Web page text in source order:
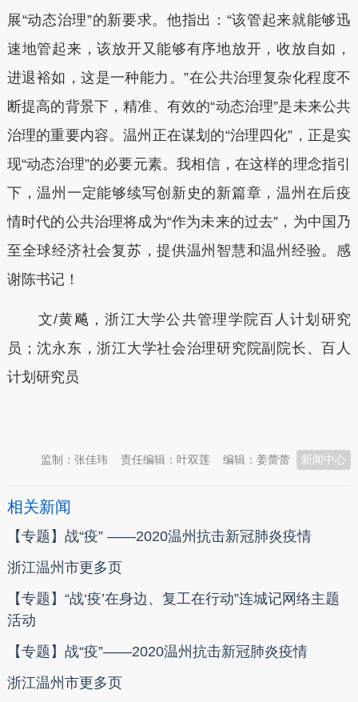
展“动态治理”的新要求。他指出：“该管起来就能够迅
速地管起来，该放开又能够有序地放开，收放自如，
进退裕如，这是一种能力。”在公共治理复杂化程度不
断提高的背景下，精准、有效的“动态治理”是未来公共
治理的重要内容。温州正在谋划的“治理四化”，正是实
现“动态治理”的必要元素。我相信，在这样的理念指引
下，温州一定能够续写创新史的新篇章，温州在后疫
情时代的公共治理将成为“作为未来的过去”，为中国乃
至全球经济社会复苏，提供温州智慧和温州经验。感
谢陈书记！
文/黄飚，浙江大学公共管理学院百人计划研究
员；沈永东，浙江大学社会治理研究院副院长、百人
计划研究员
新闻中心
编辑：姜蕾蕾
责任编辑：叶双莲
监制：张佳玮
相关新闻
【专题】战“疫” ——2020温州抗击新冠肺炎疫情
浙江温州市更多页
【专题】“战‘疫’在身边、复工在行动”连城记网络主题
活动
【专题】战“疫”——2020温州抗击新冠肺炎疫情
浙江温州市更多页